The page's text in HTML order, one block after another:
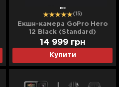
(15)
Екшн-камера GoPro Hero
12 Black (Standard)
Купити
14 999 грн